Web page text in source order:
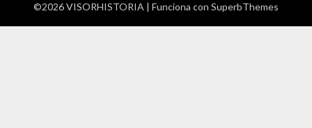
©2026 VISORHISTORIA | Funciona con SuperbThemes